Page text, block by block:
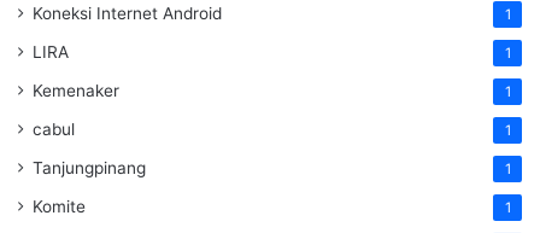
Koneksi Internet Android 1
LIRA 1
Kemenaker 1
cabul 1
Tanjungpinang 1
Komite 1